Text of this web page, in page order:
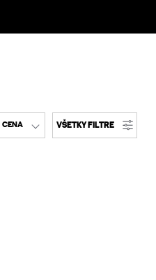
CENA VŠETKY FILTRE